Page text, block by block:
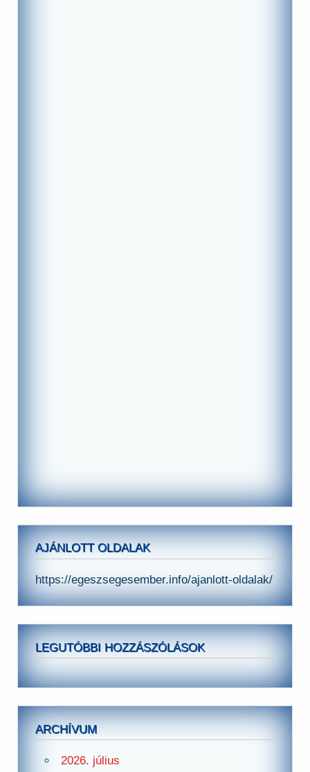
AJÁNLOTT OLDALAK
https://egeszsegesember.info/ajanlott-oldalak/
LEGUTÓBBI HOZZÁSZÓLÁSOK
ARCHÍVUM
2026. július